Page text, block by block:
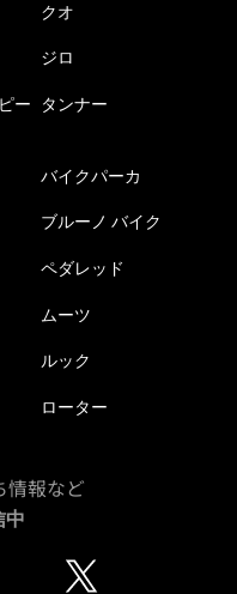
クオ
ジロ
ー
タンナー
バイクパーカ
ブルーノ バイク
ペダレッド
ムーツ
ルック
ローター
情報など
中